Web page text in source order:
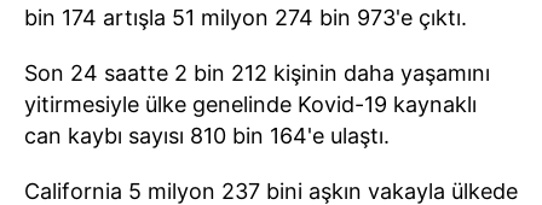
bin 174 artışla 51 milyon 274 bin 973'e çıktı.
Son 24 saatte 2 bin 212 kişinin daha yaşamını
yitirmesiyle ülke genelinde Kovid-19 kaynaklı
can kaybı sayısı 810 bin 164'e ulaştı.
California 5 milyon 237 bini aşkın vakayla ülkede